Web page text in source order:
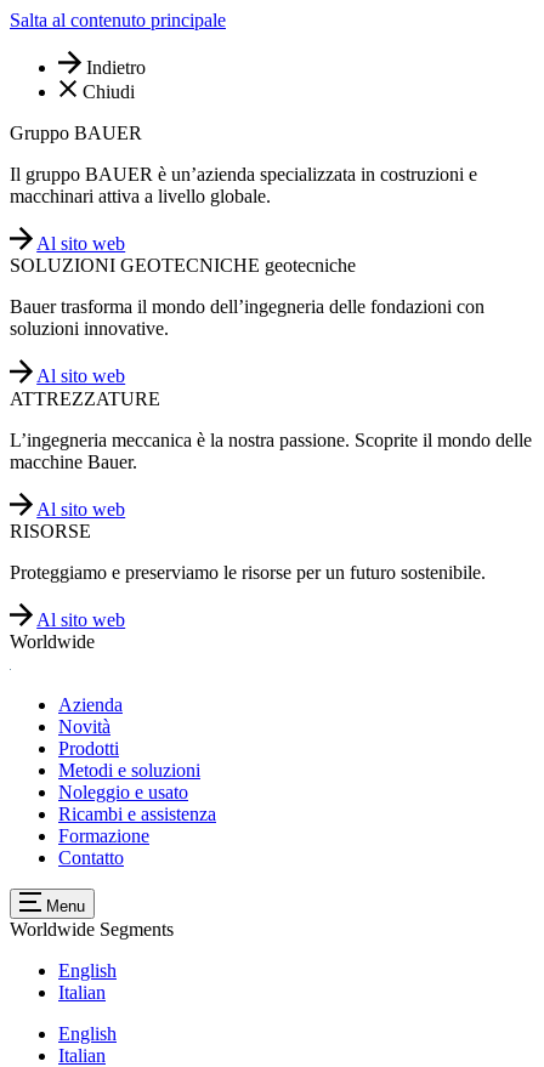
Salta al contenuto principale
Indietro
Chiudi
Gruppo BAUER
Il gruppo BAUER è un’azienda specializzata in costruzioni e
macchinari attiva a livello globale.
Al sito web
SOLUZIONI GEOTECNICHE geotecniche
Bauer trasforma il mondo dell’ingegneria delle fondazioni con
soluzioni innovative.
Al sito web
ATTREZZATURE
L’ingegneria meccanica è la nostra passione. Scoprite il mondo delle
macchine Bauer.
Al sito web
RISORSE
Proteggiamo e preserviamo le risorse per un futuro sostenibile.
Al sito web
Worldwide
Azienda
Novità
Prodotti
Metodi e soluzioni
Noleggio e usato
Ricambi e assistenza
Formazione
Contatto
Menu
Worldwide Segments
English
Italian
English
Italian